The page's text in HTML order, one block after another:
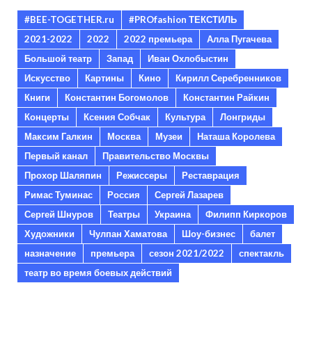
#BEE-TOGETHER.ru
#PROfashion ТЕКСТИЛЬ
2021-2022
2022 2022 премьера
Алла Пугачева
Большой театр
Запад
Иван Охлобыстин
Искусство
Картины Кино
Кирилл Серебренников
Книги
Константин Богомолов
Константин Райкин
Концерты
Ксения Собчак Культура
Лонгриды
Максим Галкин
Москва Музеи
Наташа Королева
Первый канал
Правительство Москвы
Прохор Шаляпин
Режиссеры
Реставрация
Римас Туминас
Россия
Сергей Лазарев
Сергей Шнуров
Театры Украина
Филипп Киркоров
Художники
Чулпан Хаматова Шоу-бизнес
балет
назначение
премьера сезон 2021/2022
спектакль
театр во время боевых действий